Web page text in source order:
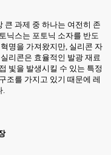
큰 과제 중 하나는 여전히 존
닉스는 포토닉 소자를 반도
명을 가져왔지만, 실리콘 자
리콘은 효율적인 발광 재료
빛을 발생시킬 수 있는 특정
조를 가지고 있기 때문에 레